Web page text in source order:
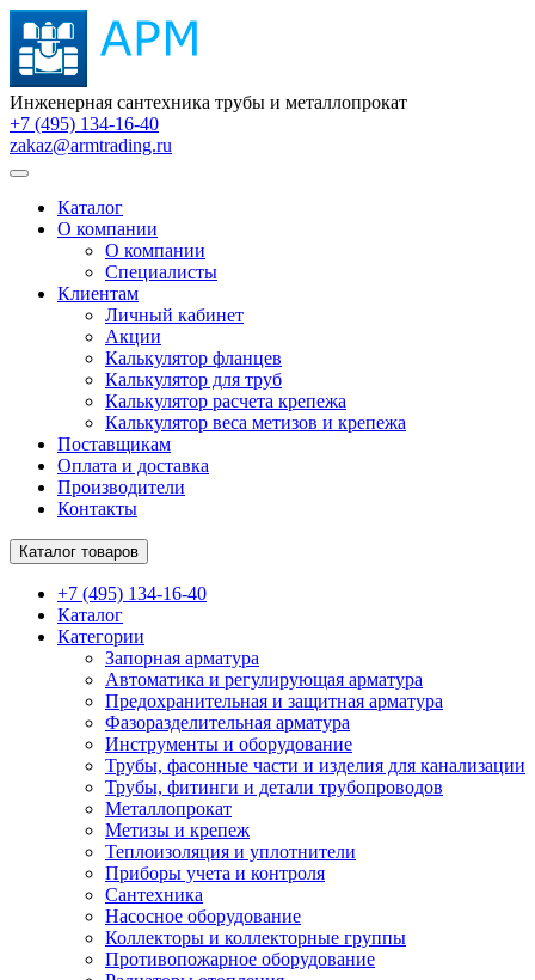
Инженерная сантехника трубы и металлопрокат
+7 (495) 134-16-40
zakaz@armtrading.ru
Каталог
О компании
О компании
Специалисты
Клиентам
Личный кабинет
Акции
Калькулятор фланцев
Калькулятор для труб
Калькулятор расчета крепежа
Калькулятор веса метизов и крепежа
Поставщикам
Оплата и доставка
Производители
Контакты
Каталог товаров
+7 (495) 134-16-40
Каталог
Категории
Запорная арматура
Автоматика и регулирующая арматура
Предохранительная и защитная арматура
Фазоразделительная арматура
Инструменты и оборудование
Трубы, фасонные части и изделия для канализации
Трубы, фитинги и детали трубопроводов
Металлопрокат
Метизы и крепеж
Теплоизоляция и уплотнители
Приборы учета и контроля
Сантехника
Насосное оборудование
Коллекторы и коллекторные группы
Противопожарное оборудование